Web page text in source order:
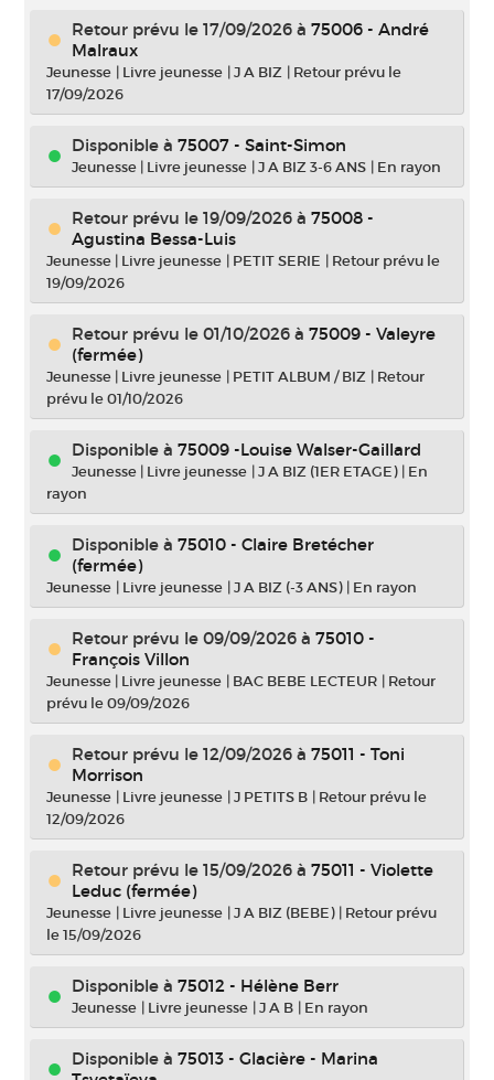
Retour prévu le 17/09/2026 à 75006 - André
Malraux
Jeunesse | Livre jeunesse |J A BIZ | Retour prévu le
17/09/2026
Disponible à 75007 - Saint-Simon
Jeunesse | Livre jeunesse |J A BIZ 3-6 ANS | En rayon
Retour prévu le 19/09/2026 à 75008 -
Agustina Bessa-Luis
Jeunesse | Livre jeunesse | PETIT SERIE | Retour prévu le
19/09/2026
Retour prévu le 01/10/2026 à 75009 - Valeyre
(fermée)
Jeunesse | Livre jeunesse | PETIT ALBUM / BIZ | Retour
prévu le 01/10/2026
Disponible à 75009 -Louise Walser-Gaillard
Jeunesse | Livre jeunesse |J A BIZ (1ER ETAGE) | En
rayon
Disponible à 75010 - Claire Bretécher
(fermée)
Jeunesse | Livre jeunesse |J A BIZ (-3 ANS) | En rayon
Retour prévu le 09/09/2026 à 75010 -
François Villon
Jeunesse | Livre jeunesse | BAC BEBE LECTEUR | Retour
prévu le 09/09/2026
Retour prévu le 12/09/2026 à 75011 - Toni
Morrison
Jeunesse | Livre jeunesse |J PETITS B | Retour prévu le
12/09/2026
Retour prévu le 15/09/2026 à 75011 - Violette
Leduc (fermée)
Jeunesse | Livre jeunesse |J A BIZ (BEBE) | Retour prévu
le 15/09/2026
Disponible à 75012 - Hélène Berr
Jeunesse | Livre jeunesse |J A B | En rayon
Disponible à 75013 - Glacière - Marina